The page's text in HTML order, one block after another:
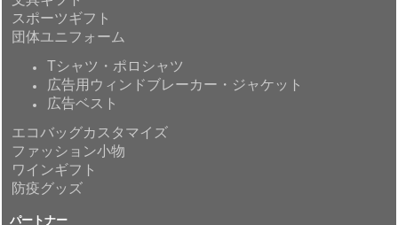
スポーツギフト
団体ユニフォーム
Tシャツ・ポロシャツ
広告用ウィンドブレーカー・ジャケット
広告ベスト
エコバッグカスタマイズ
ファッション小物
ワインギフト
防疫グッズ
パートナー